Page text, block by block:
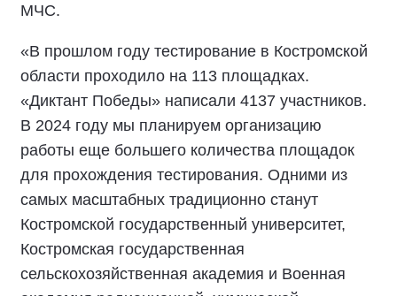
МЧС.
«В прошлом году тестирование в Костромской
области проходило на 113 площадках.
«Диктант Победы» написали 4137 участников.
В 2024 году мы планируем организацию
работы еще большего количества площадок
для прохождения тестирования. Одними из
самых масштабных традиционно станут
Костромской государственный университет,
Костромская государственная
сельскохозяйственная академия и Военная